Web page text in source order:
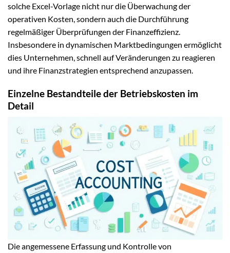
solche Excel-Vorlage nicht nur die Überwachung der
operativen Kosten, sondern auch die Durchführung
regelmäßiger Überprüfungen der Finanzeffizienz.
Insbesondere in dynamischen Marktbedingungen ermöglicht
dies Unternehmen, schnell auf Veränderungen zu reagieren
und ihre Finanzstrategien entsprechend anzupassen.
Einzelne Bestandteile der Betriebskosten im
Detail
Die angemessene Erfassung und Kontrolle von